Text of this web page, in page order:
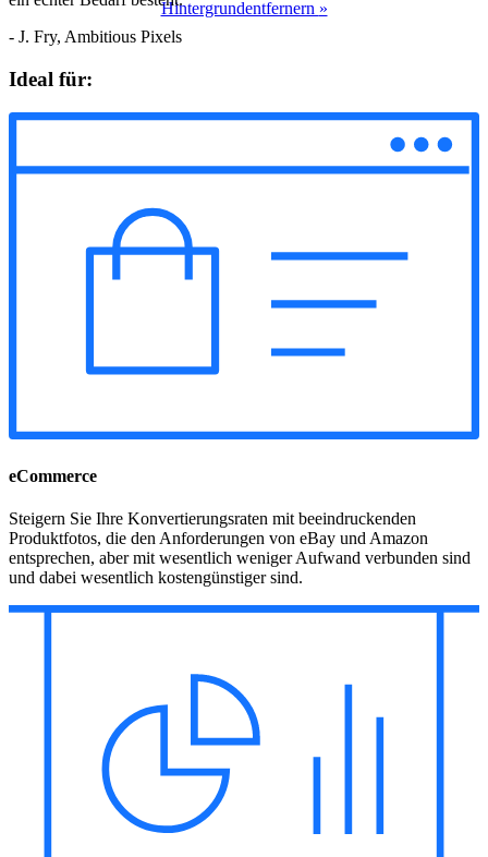
Hintergrundentfernern »
- J. Fry, Ambitious Pixels
Ideal für:
eCommerce
Steigern Sie Ihre Konvertierungsraten mit beeindruckenden
Produktfotos, die den Anforderungen von eBay und Amazon
entsprechen, aber mit wesentlich weniger Aufwand verbunden sind
und dabei wesentlich kostengünstiger sind.